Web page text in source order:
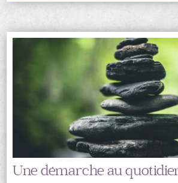
Une démarche au